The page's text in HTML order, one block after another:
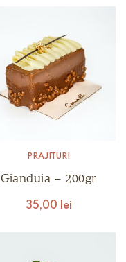
PRĂJITURI
Gianduia – 200gr
35,00 lei